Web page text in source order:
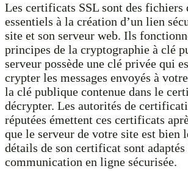
Les certificats SSL sont des fichiers
essentiels à la création d’un lien
site et son serveur web. Ils
principes de la cryptographie à clé
serveur possède une clé privée qui
crypter les messages envoyés à
la clé publique contenue dans le
décrypter. Les autorités de
réputées émettent ces certificats
que le serveur de votre site est bien
détails de son certificat sont adaptés
communication en ligne sécurisée.